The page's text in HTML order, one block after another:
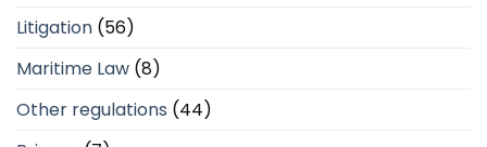
Litigation (56)
Maritime Law (8)
Other regulations (44)